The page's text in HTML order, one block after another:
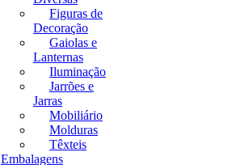
Figuras de
Decoração
Gaiolas e
Lanternas
Iluminação
Jarrões e
Jarras
Mobiliário
Molduras
Têxteis
Embalagens